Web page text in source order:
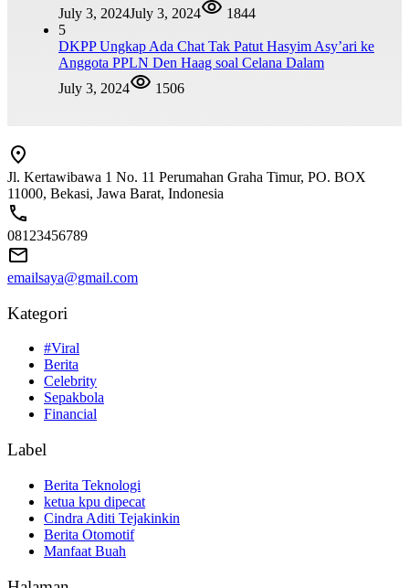
July 3, 2024July 3, 2024
1844
5
DKPP Ungkap Ada Chat Tak Patut Hasyim Asy’ari ke
Anggota PPLN Den Haag soal Celana Dalam
July 3, 2024
1506
Jl. Kertawibawa 1 No. 11 Perumahan Graha Timur, PO. BOX
11000, Bekasi, Jawa Barat, Indonesia
08123456789
emailsaya@gmail.com
Kategori
#Viral
Berita
Celebrity
Sepakbola
Financial
Label
Berita Teknologi
ketua kpu dipecat
Cindra Aditi Tejakinkin
Berita Otomotif
Manfaat Buah